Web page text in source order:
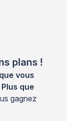
plans !
vous
que
gagnez